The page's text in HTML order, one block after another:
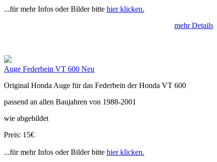
...für mehr Infos oder Bilder bitte hier klicken.
mehr Details
Auge Federbein VT 600 Neu
Original Honda Auge für das Federbein der Honda VT 600
passend an allen Baujahren von 1988-2001
wie abgebildet
Preis: 15€
...für mehr Infos oder Bilder bitte hier klicken.